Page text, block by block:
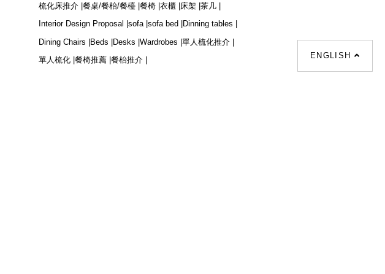
ENGLISH
梳化床推介 |餐桌/餐枱/餐檯 |餐椅 |衣櫃 |床架 |茶几 |
Interior Design Proposal | sofa | sofa bed |
Dinning tables |
Dining Chairs |Beds |Desks |Wardrobes |單人梳化推介 |
單人梳化 | 餐椅推薦 | 餐枱推介 |